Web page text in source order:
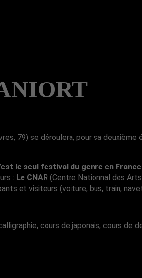
79) se déroulera, pour sa deuxième
le seul festival du genre en
: Le CNAR (Centre Nationnal des
et visiteurs (voiture, bus, train,
cours de japonais, cours de